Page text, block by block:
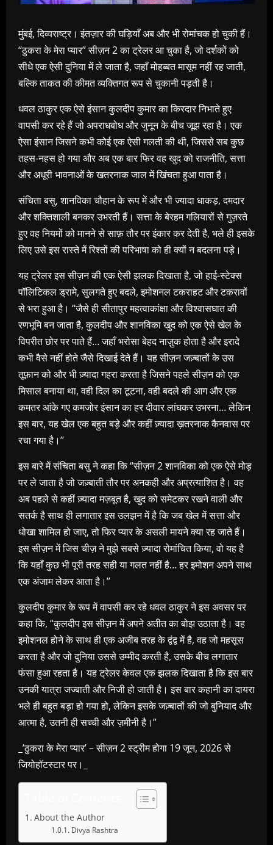
मुंबई, दिव्यराष्ट्र। इंतज़ार की घड़ियाँ अब और भी रोमांचक हो चुकी हैं।
‘‘ठुकरा के मेरा प्यार’’ सीज़न 2 का ट्रेलर आ चुका है, जो दर्शकों को
सीधे एक ऐसी दुनिया में ले जाता है, जहाँ मोहब्बत मासूम नहीं रह जाती,
बल्कि ताकत की कीमत व्यक्तिगत रूप से चुकानी पड़ती है।
धवल ठाकुर एक ऐसे इंसान कुलदीप कुमार का किरदार निभाते हुए
वापसी कर रहे हैं जो अपराधबोध और जुनून के बीच जूझ रहा है। एक
ऐसा इंसान जिसने कभी कोई एक ऐसी गलती की थी, जिससे सब कुछ
तहस-नहस हो गया और अब एक बार फिर वह खुद को राजनीति, सत्ता
और अधूरी भावनाओं के खतरनाक जाल में खिंचता हुआ पाता है।
संचिता बसु, शानविका चौहान के रूप में और भी ज्यादा धाकड़, दमदार
और शक्तिशाली बनकर उभरती हैं। सत्ता के बेरहम गलियारों से गुज़रते
हुए वह नियमों को मानने से साफ़ तौर पर इंकार कर देती है, भले ही इसके
लिए उसे इस रास्ते में रिश्तों की परिभाषा को ही क्यों न बदलना पड़े।
यह ट्रेलर इस सीज़न की एक ऐसी झलक दिखाता है, जो हाई-स्टेक्स
पॉलिटिकल ड्रामे, सुलगते हुए बदले, इमोशनल टकराहट और टकरावों
से भरा हुआ है। ‘‘जैसे ही सीतापुर महत्वाकांक्षा और विश्वासघात की
रणभूमि बन जाता है, कुलदीप और शानविका खुद को एक ऐसे खेल के
विपरीत छोर पर पाते हैं… जहाँ भरोसा बेहद नाज़ुक होता है और इरादे
कभी वैसे नहीं होते जैसे दिखाई देते हैं। यह सीज़न जज़्बातों के उस
तूफ़ान को और भी ज़्यादा गहरा करता है जिसने पहले सीज़न को एक
मिसाल बनाया था, वही दिल का टूटना, वही बदले की आग और एक
कमतर आंके गए कमजोर इंसान का हर दीवार लांघकर उभरना… लेकिन
इस बार, यह खेल एक बहुत बड़े और कहीं ज़्यादा ख़तरनाक कैनवास पर
रचा गया है।’’
इस बारे में संचिता बसु ने कहा कि “सीज़न 2 शानविका को एक ऐसे मोड़
पर ले जाता है जो जज़्बाती तौर पर अनकही और अप्रत्याशित है। वह
अब पहले से कहीं ज़्यादा मज़बूत है, खुद को समेटकर रखने वाली और
सतर्क है साथ ही लगातार इस उलझन में है कि जब खेल में सत्ता और
धोखा शामिल हो जाए, तो फिर प्यार के असली मायने क्या रह जाते हैं।
इस सीज़न में जिस चीज़ ने मुझे सबसे ज़्यादा रोमांचित किया, वो यह है
कि यहाँ कुछ भी पूरी तरह सही या गलत नहीं है… हर इमोशन अपने साथ
एक अंजाम लेकर आता है।’’
कुलदीप कुमार के रूप में वापसी कर रहे धवल ठाकुर ने इस अवसर पर
कहा कि, “कुलदीप इस सीज़न में अपने अतीत का बोझ उठाता है। वह
इमोशनल होने के साथ ही एक अजीब तरह के द्वंद्व में है, वह जो महसूस
करता है और जो दुनिया उससे उम्मीद करती है, उसके बीच लगातार
फंसा हुआ रहता है। यह ट्रेलर केवल एक झलक दिखाता है कि इस बार
उनकी यात्रा जज्बाती और निजी हो जाती है। इस बार कहानी का दायरा
भले ही बहुत बड़ा हो गया हो, लेकिन इसके जज़्बातों की जो बुनियाद और
आत्मा है, उतनी ही सच्ची और ज़मीनी है।”
_’ठुकरा के मेरा प्यार’ – सीज़न 2 स्ट्रीम होगा 19 जून, 2026 से
जियोहॉटस्टार पर।_
About the Author
Divya Rashtra